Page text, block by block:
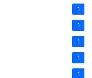
1
1
1
1
1